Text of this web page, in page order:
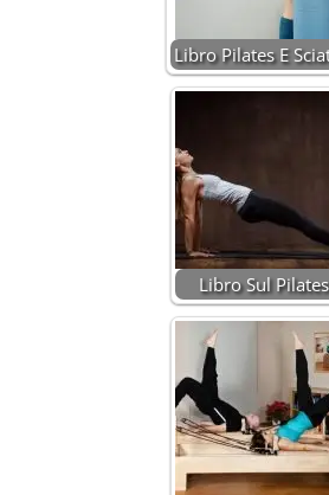
Libro Pilates E
Libro Sul Pilates